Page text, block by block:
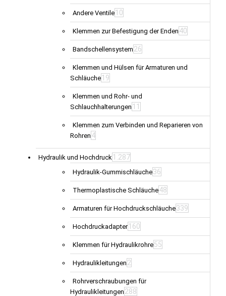
Andere Ventile 10
Klemmen zur Befestigung der Enden 40
Bandschellensystem 26
Klemmen und Hülsen für Armaturen und
Schläuche 19
Klemmen und Rohr- und
Schlauchhalterungen 11
Klemmen zum Verbinden und Reparieren von
Rohren 4
Hydraulik und Hochdruck 1.287
Hydraulik-Gummischläuche36
Thermoplastische Schläuche48
Armaturen für Hochdruckschläuche339
Hochdruckadapter 160
Klemmen für Hydraulikrohre55
Hydraulikleitungen 2
Rohrverschraubungen für
Hydraulikleitungen 288